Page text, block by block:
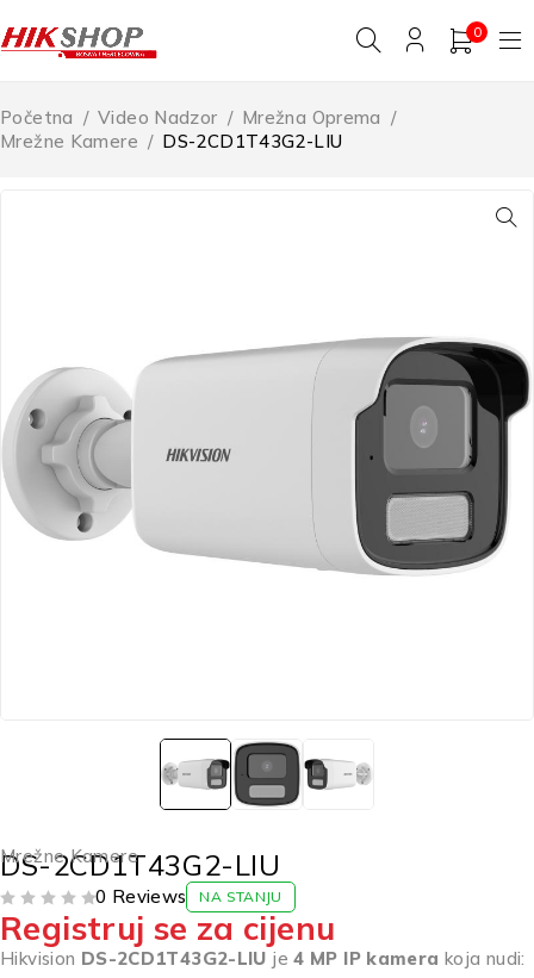
0
Početna / Video Nadzor / Mrežna Oprema /
Mrežne Kamere / DS-2CD1T43G2-LIU
Mrežne Kamere
DS-2CD1T43G2-LIU
0 Reviews NA STANJU
Registruj se za cijenu
Hikvision DS-2CD1T43G2-LIU je4 MP IP kamera koja nudi: